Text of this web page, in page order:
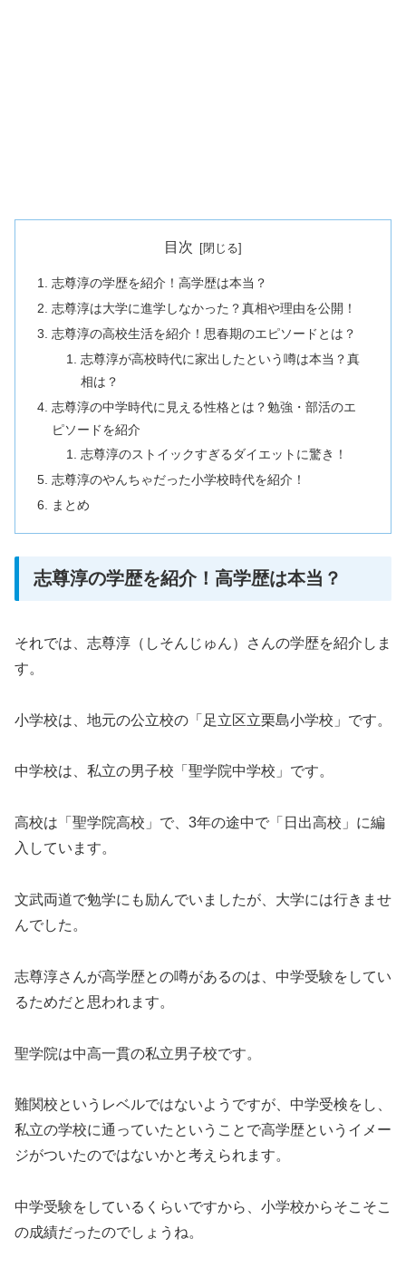
目次
志尊淳の学歴を紹介！高学歴は本当？
志尊淳は大学に進学しなかった？真相や理由を公開！
志尊淳の高校生活を紹介！思春期のエピソードとは？
志尊淳が高校時代に家出したという噂は本当？真
相は？
志尊淳の中学時代に見える性格とは？勉強・部活のエ
ピソードを紹介
志尊淳のストイックすぎるダイエットに驚き！
志尊淳のやんちゃだった小学校時代を紹介！
まとめ
志尊淳の学歴を紹介！高学歴は本当？
それでは、志尊淳（しそんじゅん）さんの学歴を紹介しま
す。
小学校は、地元の公立校の「足立区立栗島小学校」です。
中学校は、私立の男子校「聖学院中学校」です。
高校は「聖学院高校」で、3年の途中で「日出高校」に編
入しています。
文武両道で勉学にも励んでいましたが、大学には行きませ
んでした。
志尊淳さんが高学歴との噂があるのは、中学受験をしてい
るためだと思われます。
聖学院は中高一貫の私立男子校です。
難関校というレベルではないようですが、中学受検をし、
私立の学校に通っていたということで高学歴というイメー
ジがついたのではないかと考えられます。
中学受験をしているくらいですから、小学校からそこそこ
の成績だったのでしょうね。